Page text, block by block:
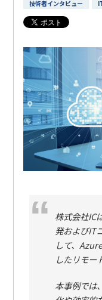
技術者インタビュー
株式会社IC
発およびIT
して、
したリモー
本事例では